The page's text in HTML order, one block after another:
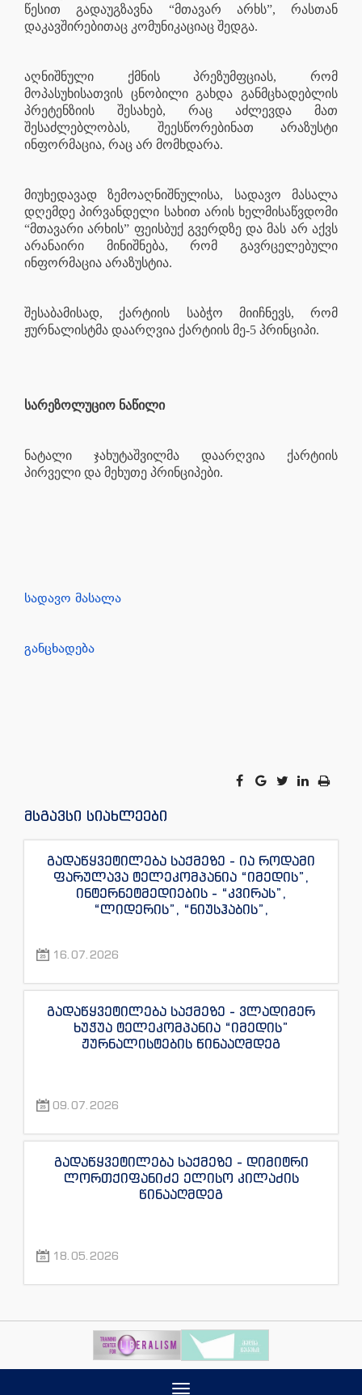
წესით გადაუგზავნა “მთავარ არხს”, რასთან
დაკავშირებითაც კომუნიკაციაც შედგა.
აღნიშნული ქმნის პრეზუმფციას, რომ
მოპასუხისათვის ცნობილი გახდა განმცხადებლის
პრეტენზიის შესახებ, რაც აძლევდა მათ
შესაძლებლობას, შეესწორებინათ არაზუსტი
ინფორმაცია, რაც არ მომხდარა.
მიუხედავად ზემოაღნიშნულისა, სადავო მასალა
დღემდე პირვანდელი სახით არის ხელმისაწვდომი
“მთავარი არხის” ფეისბუქ გვერდზე და მას არ აქვს
არანაირი მინიშნება, რომ გავრცელებული
ინფორმაცია არაზუსტია.
შესაბამისად, ქარტიის საბჭო მიიჩნევს, რომ
ჟურნალისტმა დაარღვია ქარტიის მე-5 პრინციპი.
სარეზოლუციო ნაწილი
ნატალი ჯახუტაშვილმა დაარღვია ქარტიის
პირველი და მეხუთე პრინციპები.
სადავო მასალა
განცხადება
მსგავსი სიახლეები
გადაწყვეტილება საქმეზე - ია როდამი
ფარულავა ტელეკომპანია “იმედის”,
ინტერნეტმედიების - “კვირას”,
“ლიდერის”, “ნიუსჰაბის”,
“ექსკლუზივტივის” ჟურნალისტების
16.07.2026
გადაწყვეტილება საქმეზე - ვლადიმერ
ხუჭუა ტელეკომპანია “იმედის”
ჟურნალისტების წინააღმდეგ
09.07.2026
გადაწყვეტილება საქმეზე - დიმიტრი
ლორთქიფანიძე ელისო კილაძის
წინააღმდეგ
18.05.2026
Toggle